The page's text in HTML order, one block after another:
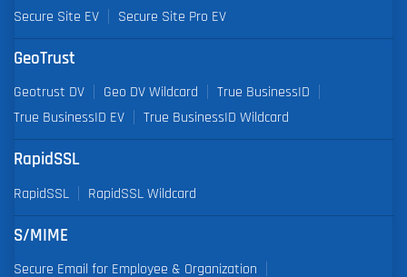
Secure Site EV
Secure Site Pro EV
GeoTrust
Geotrust DV Geo DV Wildcard
True BusinessID
True BusinessID EV
True BusinessID Wildcard
RapidSSL
RapidSSL RapidSSL Wildcard
S/MIME
Secure Email for Employee & Organization